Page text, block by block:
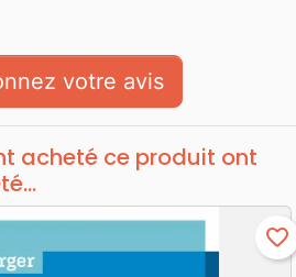
votre avis
acheté ce produit ont
favorite_border